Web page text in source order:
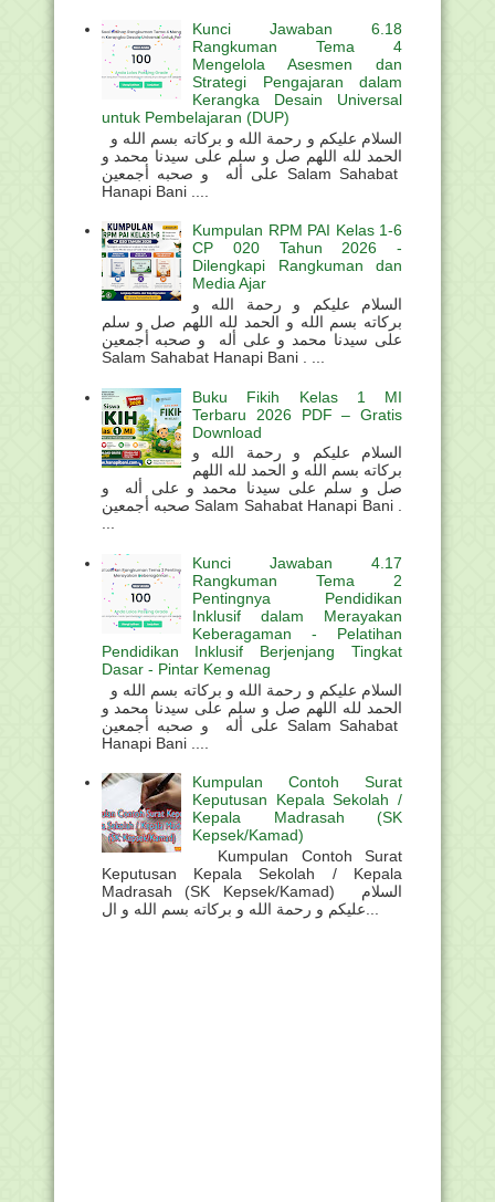
Kunci Jawaban 6.18
Rangkuman Tema 4
Mengelola Asesmen dan
Strategi Pengajaran dalam
Kerangka Desain Universal
untuk Pembelajaran (DUP)
الحمد لله اللهم صل و سلم على سيدنا محمد و
على أله و صحبه أجمعين Salam Sahabat
Hanapi Bani ....
Kumpulan RPM PAI Kelas 1-6
CP 020 Tahun 2026 -
Dilengkapi Rangkuman dan
Media Ajar
السلام عليكم و رحمة الله و
بركاته بسم الله و الحمد لله اللهم صل و سلم
على سيدنا محمد و على أله و صحبه أجمعين
Salam Sahabat Hanapi Bani . ...
Buku Fikih Kelas 1 MI
Terbaru 2026 PDF – Gratis
Download
السلام عليكم و رحمة الله و
بركاته بسم الله و الحمد لله اللهم
صل و سلم على سيدنا محمد و على أله و
صحبه أجمعين Salam Sahabat Hanapi Bani .
...
Kunci Jawaban 4.17
Rangkuman Tema 2
Pentingnya Pendidikan
Inklusif dalam Merayakan
Keberagaman - Pelatihan
Pendidikan Inklusif Berjenjang Tingkat
Dasar - Pintar Kemenag
الحمد لله اللهم صل و سلم على سيدنا محمد و
على أله و صحبه أجمعين Salam Sahabat
Hanapi Bani ....
Kumpulan Contoh Surat
Keputusan Kepala Sekolah /
Kepala Madrasah (SK
Kepsek/Kamad)
Kumpulan Contoh Surat
Keputusan Kepala Sekolah / Kepala
Madrasah (SK Kepsek/Kamad) السلام